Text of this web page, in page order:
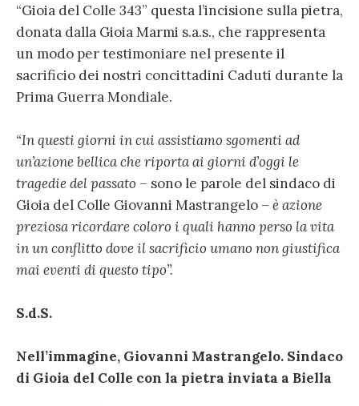
“Gioia del Colle 343” questa l’incisione sulla pietra,
donata dalla Gioia Marmi s.a.s., che rappresenta
un modo per testimoniare nel presente il
sacrificio dei nostri concittadini Caduti durante la
Prima Guerra Mondiale.
“In questi giorni in cui assistiamo sgomenti ad
un’azione bellica che riporta ai giorni d’oggi le
tragedie del passato – sono le parole del sindaco di
Gioia del Colle Giovanni Mastrangelo – è azione
preziosa ricordare coloro i quali hanno perso la vita
in un conflitto dove il sacrificio umano non giustifica
mai eventi di questo tipo”.
S.d.S.
Nell’immagine, Giovanni Mastrangelo. Sindaco
di Gioia del Colle con la pietra inviata a Biella